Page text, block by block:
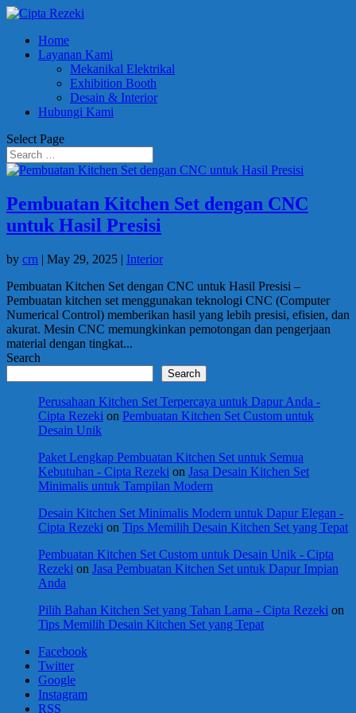
Home
Layanan Kami
Mekanikal Elektrikal
Exhibition Booth
Desain & Interior
Hubungi Kami
Select Page
Pembuatan Kitchen Set dengan CNC
untuk Hasil Presisi
by crn | May 29, 2025 | Interior
Pembuatan Kitchen Set dengan CNC untuk Hasil Presisi –
Pembuatan kitchen set menggunakan teknologi CNC (Computer
Numerical Control) memberikan hasil yang lebih presisi, efisien, dan
akurat. Mesin CNC memungkinkan pemotongan dan pengerjaan
material dengan tingkat...
Search
Search
Perusahaan Kitchen Set Terpercaya untuk Dapur Anda -
Cipta Rezeki on Pembuatan Kitchen Set Custom untuk
Desain Unik
Paket Lengkap Pembuatan Kitchen Set untuk Semua
Kebutuhan - Cipta Rezeki on Jasa Desain Kitchen Set
Minimalis untuk Tampilan Modern
Desain Kitchen Set Minimalis Modern untuk Dapur Elegan -
Cipta Rezeki on Tips Memilih Desain Kitchen Set yang Tepat
Pembuatan Kitchen Set Custom untuk Desain Unik - Cipta
Rezeki on Jasa Pembuatan Kitchen Set untuk Dapur Impian
Anda
Pilih Bahan Kitchen Set yang Tahan Lama - Cipta Rezeki on
Tips Memilih Desain Kitchen Set yang Tepat
Facebook
Twitter
Google
Instagram
RSS